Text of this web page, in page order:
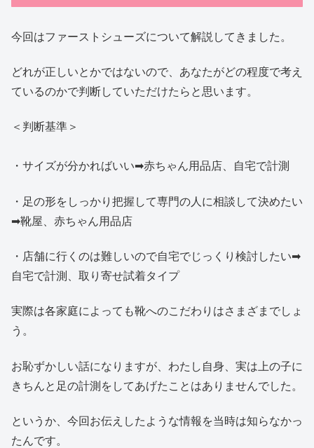
今回はファーストシューズについて解説してきました。
どれが正しいとかではないので、あなたがどの程度で考え
ているのかで判断していただけたらと思います。
＜判断基準＞
・サイズが分かればいい➡赤ちゃん用品店、自宅で計測
・足の形をしっかり把握して専門の人に相談して決めたい
➡靴屋、赤ちゃん用品店
・店舗に行くのは難しいので自宅でじっくり検討したい➡
自宅で計測、取り寄せ試着タイプ
実際は各家庭によっても靴へのこだわりはさまざまでしょ
う。
お恥ずかしい話になりますが、わたし自身、実は上の子に
きちんと足の計測をしてあげたことはありませんでした。
というか、今回お伝えしたような情報を当時は知らなかっ
たんです。